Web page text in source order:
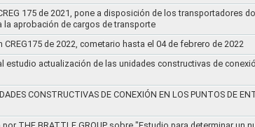
175 de 2021, pone a disposición de los transportadores
aprobación de cargos de transporte
de 2022, cometario hasta el 04 de febrero de 2022
estudio actualización de las unidades constructivas de
CONSTRUCTIVAS DE CONEXIÓN EN LOS PUNTOS DE